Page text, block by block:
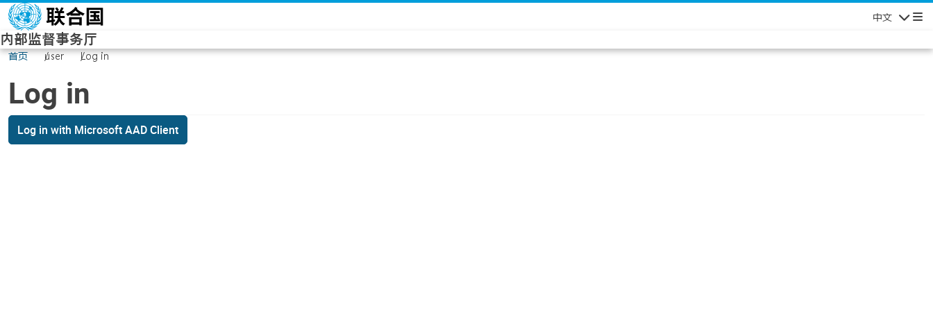
Skip to main content
中文
内部监督事务厅
首页 user Log in
Log in
Log in with Microsoft AAD Client